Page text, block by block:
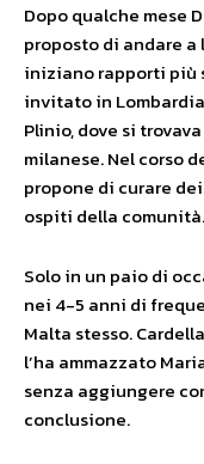
Dopo qualche mese
proposto di andare a
iniziano rapporti più
invitato in
Plinio, dove si
milanese. Nel corso
propone di curare
ospiti della comunità.
Solo in un paio di
nei 4-5 anni di
Malta stesso.
l’ha ammazzato
senza aggiungere
conclusione.